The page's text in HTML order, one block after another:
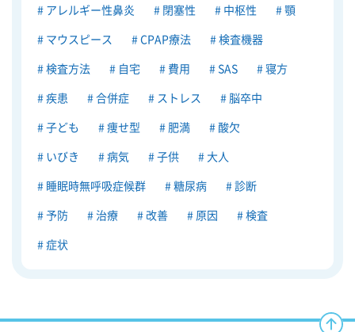
アレルギー性鼻炎 閉塞性 中枢性 顎
マウスピース CPAP療法 検査機器
検査方法 自宅 費用 SAS 寝方
疾患 合併症 ストレス 脳卒中
子ども 痩せ型 肥満 酸欠
いびき 病気 子供 大人
睡眠時無呼吸症候群 糖尿病 診断
予防 治療 改善 原因 検査
症状